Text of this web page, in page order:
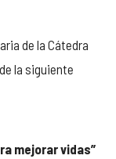
de la Cátedra
la siguiente
mejorar vidas”